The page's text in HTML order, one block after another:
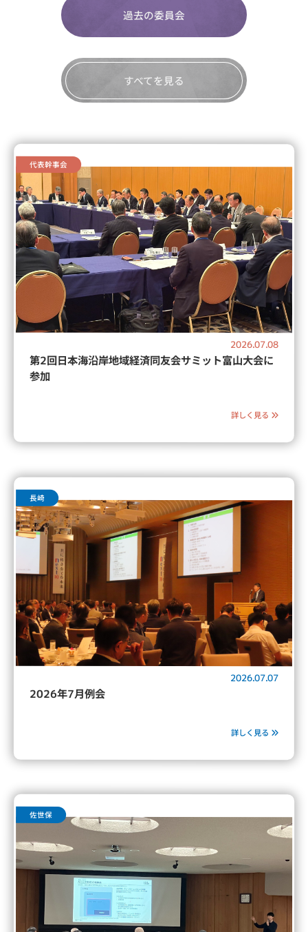
過去の委員会
すべてを見る
代表幹事会
2026.07.08
第2回日本海沿岸地域経済同友会サミット富山大会に
参加
詳しく見る
長崎
2026.07.07
2026年7月例会
詳しく見る
佐世保